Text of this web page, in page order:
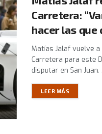
Carretera:
hacer las que
Matías Jalaf vuelve
Carretera para este
disputar en San Juan.
LEER MÁS